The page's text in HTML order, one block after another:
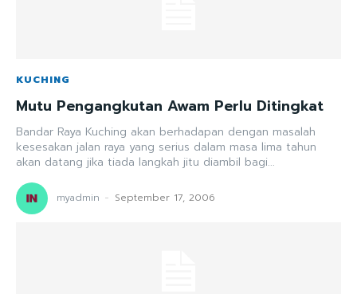
KUCHING
Mutu Pengangkutan Awam Perlu Ditingkat
Bandar Raya Kuching akan berhadapan dengan masalah
kesesakan jalan raya yang serius dalam masa lima tahun
akan datang jika tiada langkah jitu diambil bagi...
myadmin - September 17, 2006